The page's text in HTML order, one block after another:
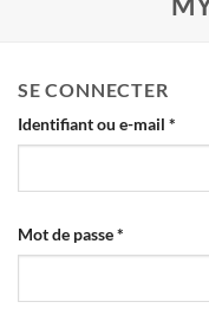
SE CONNECTER
Identifiant ou e-mail *
Mot de passe*